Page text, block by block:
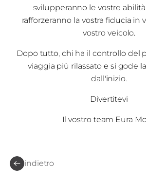
svilupperanno le vostre
rafforzeranno la vostra fiducia in
vostro veicolo.
Dopo tutto, chi ha il controllo del
viaggia più rilassato e si gode
dall'inizio.
Divertitevi
Il vostro team Eura
indietro